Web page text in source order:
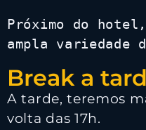
Próximo do hotel,
ampla variedade
Break a
A tarde, teremos
volta das 17h.